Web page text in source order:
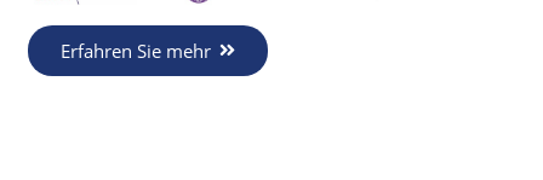
Erfahren Sie mehr